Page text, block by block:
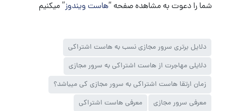
شما را دعوت به مشاهده صفحه “هاست ویندوز” میکنیم
دلایل برتری سرور مجازی نسب به هاست اشتراکی
دلایلی مهاجرت از هاست اشتراکی به سرور مجازی
زمان ارتقا هاست اشتراکی به سرور مجازی کی میباشد؟
معرفی سرور مجازی
معرفی هاست اشتراکی